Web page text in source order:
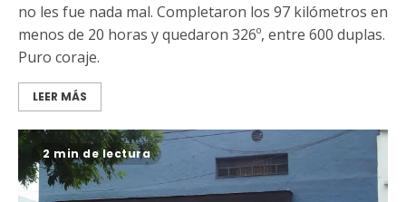
no les fue nada mal. Completaron los 97 kilómetros en
menos de 20 horas y quedaron 326º, entre 600 duplas.
Puro coraje.
LEER MÁS
2 min de lectura